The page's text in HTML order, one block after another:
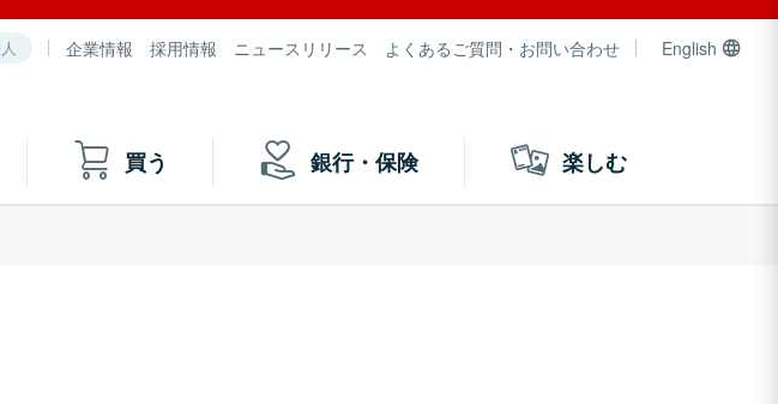
企業情報 採用情報 ニュースリリース よくあるご質問・お問い合わせ English
買う 銀行・保険 楽しむ